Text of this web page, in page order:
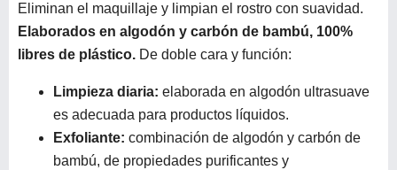
Eliminan el maquillaje y limpian el rostro con suavidad.
Elaborados en algodón y carbón de bambú, 100%
libres de plástico. De doble cara y función:
Limpieza diaria: elaborada en algodón ultrasuave
es adecuada para productos líquidos.
Exfoliante: combinación de algodón y carbón de
bambú, de propiedades purificantes y